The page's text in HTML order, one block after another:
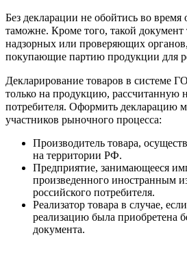
Без декларации не обойтись во время
таможне. Кроме того, такой документ
надзорных или проверяющих
покупающие партию продукции для
Декларирование товаров в системе
только на продукцию, рассчитанную
потребителя. Оформить декларацию
участников рыночного процесса:
Производитель товара,
на территории РФ.
Предприятие, занимающееся
произведенного иностранным
российского потребителя.
Реализатор товара в случае,
реализацию была приобретена
документа.